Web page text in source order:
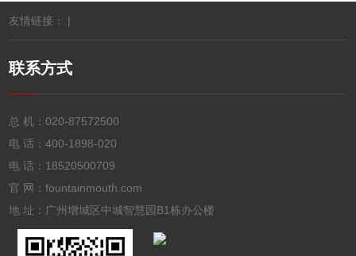
友情链接： |
联系方式
总 机：020-87572500
电 话：400-1898-020
电 话： 18520500709
官 网：fountainmouth.com
地 址：广州增城区中城智慧园B1栋办公楼